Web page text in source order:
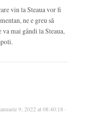
vin la Steaua vor fi
ne e greu să
mai gândi la Steaua,
9, 2022 at 08:40:18 ·